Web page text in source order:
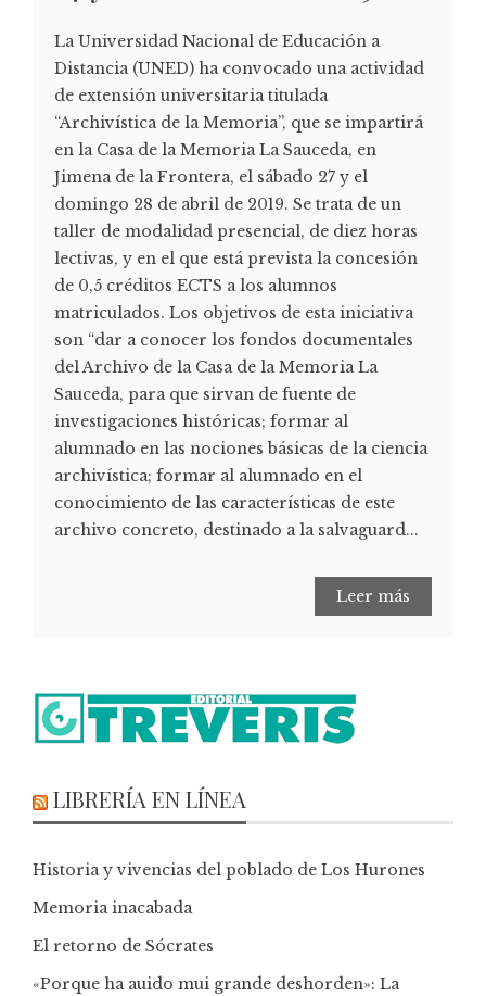
La Universidad Nacional de Educación a
Distancia (UNED) ha convocado una actividad
de extensión universitaria titulada
“Archivística de la Memoria”, que se impartirá
en la Casa de la Memoria La Sauceda, en
Jimena de la Frontera, el sábado 27 y el
domingo 28 de abril de 2019. Se trata de un
taller de modalidad presencial, de diez horas
lectivas, y en el que está prevista la concesión
de 0,5 créditos ECTS a los alumnos
matriculados. Los objetivos de esta iniciativa
son “dar a conocer los fondos documentales
del Archivo de la Casa de la Memoria La
Sauceda, para que sirvan de fuente de
investigaciones históricas; formar al
alumnado en las nociones básicas de la ciencia
archivística; formar al alumnado en el
conocimiento de las características de este
archivo concreto, destinado a la salvaguard...
Leer más
LIBRERÍA EN LÍNEA
Historia y vivencias del poblado de Los Hurones
Memoria inacabada
El retorno de Sócrates
«Porque ha auido mui grande deshorden»: La